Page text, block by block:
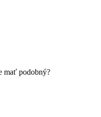
mať podobný?